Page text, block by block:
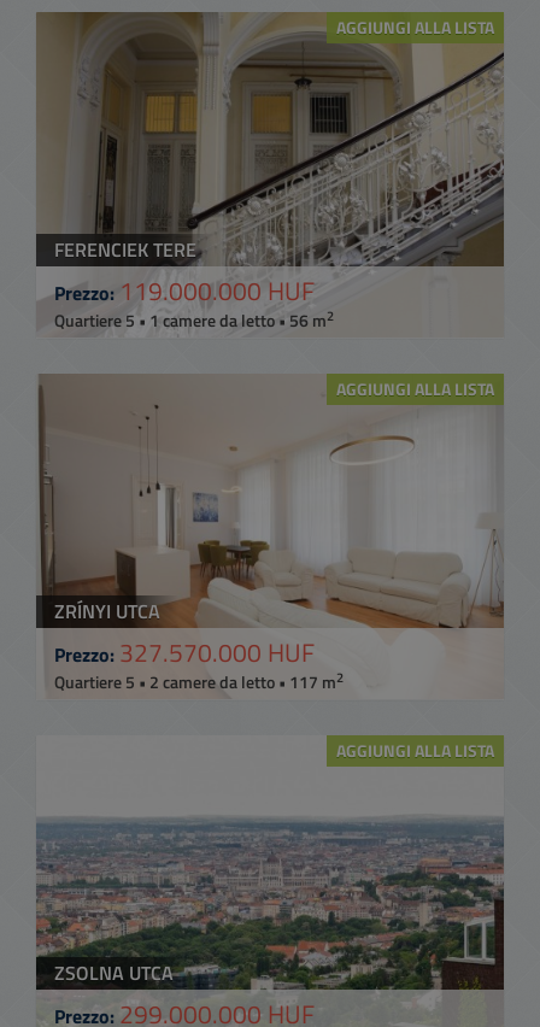
AGGIUNGI ALLA LISTA
FERENCIEK TERE
Prezzo: 119.000.000 HUF
Quartiere 5 • 1 camere da letto • 56 m2
AGGIUNGI ALLA LISTA
ZRÍNYI UTCA
Prezzo: 327.570.000 HUF
Quartiere 5 • 2 camere da letto • 117 m2
AGGIUNGI ALLA LISTA
ZSOLNA UTCA
Prezzo: 299.000.000 HUF